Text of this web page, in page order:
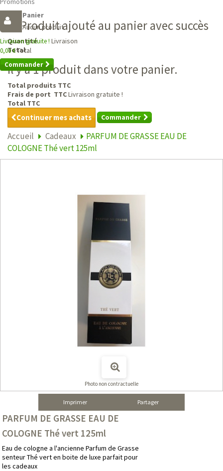
Panier
Aucun produit
Livraison gratuite ! Livraison
0,00 €Total
Commander
Produit ajouté au panier avec succès
Quantité
Total
Il y a 1 produit dans votre panier.
Total produits TTC
Frais de port TTCLivraison gratuite !
Total TTC
Continuer mes achats Commander
Accueil Cadeaux
PARFUM DE GRASSE EAU DE
COLOGNE Thé vert 125ml
Photo non contractuelle
Imprimer Partager
PARFUM DE GRASSE EAU DE
COLOGNE Thé vert 125ml
Eau de cologne a l'ancienne Parfum de Grasse
senteur Thé vert en boite de luxe parfait pour
les cadeaux